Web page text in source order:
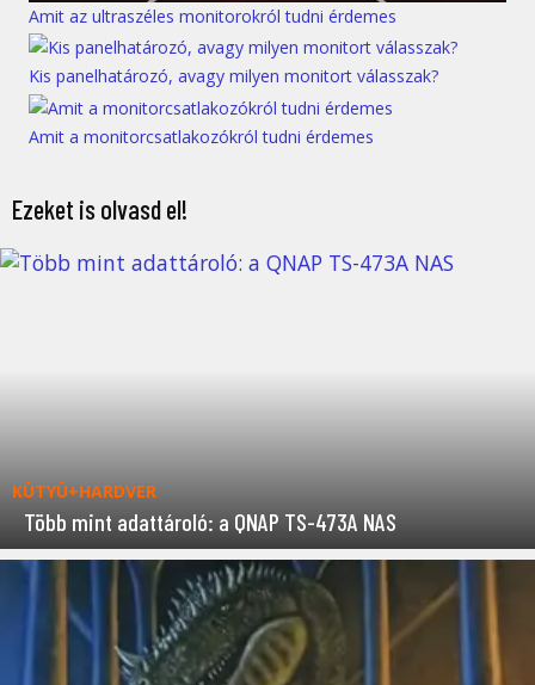
Amit az ultraszéles monitorokról tudni érdemes
Kis panelhatározó, avagy milyen monitort válasszak?
Amit a monitorcsatlakozókról tudni érdemes
Ezeket is olvasd el!
KÜTYÜ+HARDVER
Több mint adattároló: a QNAP TS-473A NAS